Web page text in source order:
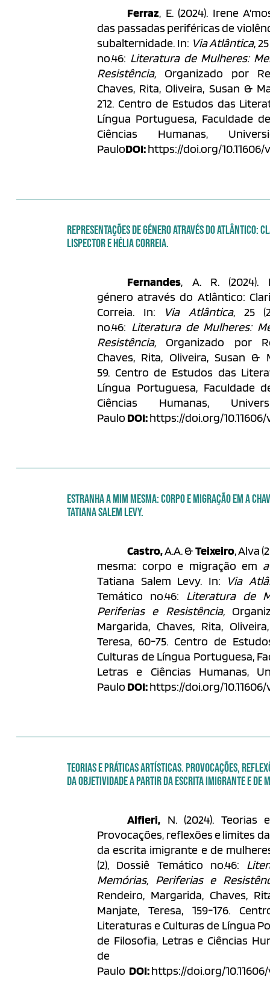
Ferraz, E. (2024). Irene
das passadas periféricas de
subalternidade. In: Via Atlântica,
no.46: Literatura de Mulheres:
Resistência, Organizado por
Chaves, Rita, Oliveira, Susan &
212. Centro de Estudos das
Língua Portuguesa, Faculdade
Ciências Humanas,
PauloDOI:https://doi.org/10.11606/
REPRESENTAÇÕES DE GÉNERO ATRAVÉS DO ATLÂNTICO:
LISPECTOR E HÉLIA CORREIA.
Fernandes, A. R. (2024).
género através do Atlântico:
Correia. In:
Via Atlântica, 25
no.46: Literatura de Mulheres:
Resistência, Organizado por
Chaves, Rita, Oliveira, Susan &
59. Centro de Estudos das
Língua Portuguesa, Faculdade
Ciências Humanas,
Paulo DOI:https://doi.org/10.11606/
ESTRANHA A MIM MESMA: CORPO E MIGRAÇÃO EM A
TATIANA SALEM LEVY.
Castro,A.A. &Teixeiro, Alva
mesma: corpo e migração em
Tatiana Salem Levy. In: Via
Temático no.46: Literatura de
Periferias e Resistência,
Margarida, Chaves, Rita,
Teresa, 60-75. Centro de
Culturas de Língua Portuguesa,
Letras e Ciências Humanas,
Paulo DOI:https://doi.org/10.11606/
TEORIAS E PRÁTICAS ARTÍSTICAS. PROVOCAÇÕES,
DA OBJETIVIDADE A PARTIR DA ESCRITA IMIGRANTE E DE
Alfieri, N. (2024). Teorias
Provocações, reflexões e limites
da escrita imigrante e de
(2), Dossiê Temático no.46:
Memórias, Periferias e
Rendeiro, Margarida, Chaves,
Manjate, Teresa, 159-176.
Literaturas e Culturas de Língua
de Filosofia, Letras e Ciências
de
Paulo DOI:https://doi.org/10.11606/